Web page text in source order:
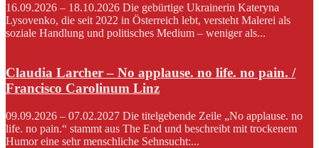
16.09.2026 – 18.10.2026 Die gebürtige Ukrainerin Kateryna
Lysovenko, die seit 2022 in Österreich lebt, versteht Malerei als
soziale Handlung und politisches Medium – weniger als...
Claudia Larcher – No applause. no life. no pain. /
Francisco Carolinum Linz
09.09.2026 – 07.02.2027 Die titelgebende Zeile „No applause. no
life. no pain.“ stammt aus The End und beschreibt mit trockenem
Humor eine sehr menschliche Sehnsucht:...